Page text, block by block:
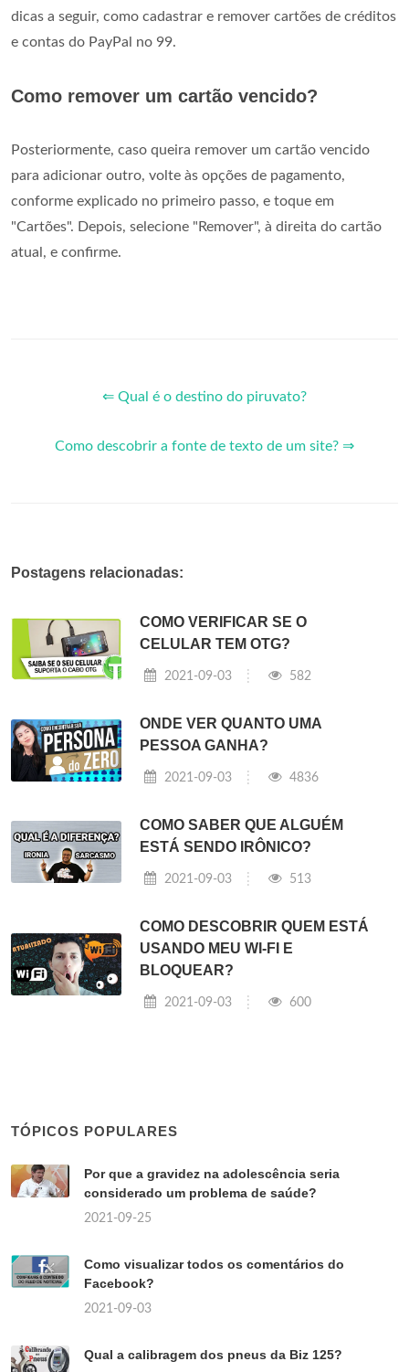
dicas a seguir, como cadastrar e remover cartões de créditos
e contas do PayPal no 99.
Como remover um cartão vencido?
Posteriormente, caso queira remover um cartão vencido
para adicionar outro, volte às opções de pagamento,
conforme explicado no primeiro passo, e toque em
"Cartões". Depois, selecione "Remover", à direita do cartão
atual, e confirme.
⇐ Qual é o destino do piruvato?
Como descobrir a fonte de texto de um site? ⇒
Postagens relacionadas:
COMO VERIFICAR SE O
CELULAR TEM OTG?
2021-09-03 582
ONDE VER QUANTO UMA
PESSOA GANHA?
2021-09-03 4836
COMO SABER QUE ALGUÉM
ESTÁ SENDO IRÔNICO?
2021-09-03 513
COMO DESCOBRIR QUEM ESTÁ
USANDO MEU WI-FI E
BLOQUEAR?
2021-09-03 600
TÓPICOS POPULARES
Por que a gravidez na adolescência seria
considerado um problema de saúde?
2021-09-25
Como visualizar todos os comentários do
Facebook?
2021-09-03
Qual a calibragem dos pneus da Biz 125?